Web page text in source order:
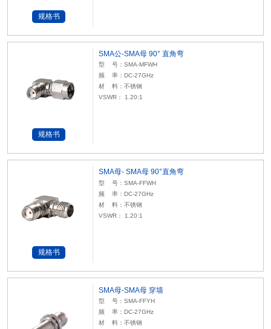
规格书
规格书
SMA公-SMA母 90° 直角弯
型 号：SMA-MFWH
频 率：DC-27GHz
材 料：不锈钢
VSWR： 1.20:1
规格书
SMA母- SMA母 90°直角弯
型 号：SMA-FFWH
频 率：DC-27GHz
材 料：不锈钢
VSWR： 1.20:1
SMA母-SMA母 穿墙
型 号：SMA-FFYH
频 率：DC-27GHz
材 料：不锈钢